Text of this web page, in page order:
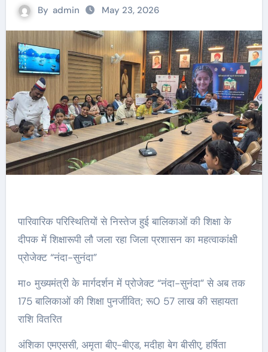
By admin May 23, 2026
पारिवारिक परिस्थितियों से निस्तेज हुई बालिकाओं की शिक्षा के
दीपक में शिक्षारूपी लौ जला रहा जिला प्रशासन का महत्वाकांक्षी
प्रोजेक्ट “नंदा-सुनंदा”
मा० मुख्यमंत्री के मार्गदर्शन में प्रोजेक्ट “नंदा-सुनंदा” से अब तक
175 बालिकाओं की शिक्षा पुनर्जीवित; रू0 57 लाख की सहायता
राशि वितरित
अंशिका एमएससी, अमृता बीए-बीएड, मदीहा बेग बीसीए, हर्षिता